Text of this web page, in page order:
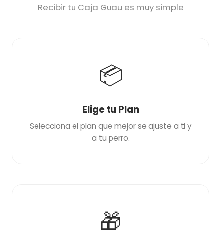
Recibir tu Caja Guau es muy simple
📦
Elige tu Plan
Selecciona el plan que mejor se ajuste a ti y
a tu perro.
🎁